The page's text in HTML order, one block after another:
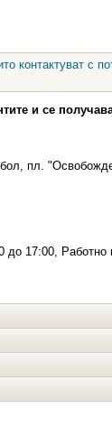
контактуват с
и се
пл.
до 17:00,